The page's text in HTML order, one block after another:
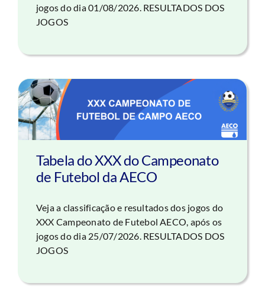
jogos do dia 01/08/2026. RESULTADOS DOS
JOGOS
Tabela do XXX do Campeonato
de Futebol da AECO
Veja a classificação e resultados dos jogos do
XXX Campeonato de Futebol AECO, após os
jogos do dia 25/07/2026. RESULTADOS DOS
JOGOS